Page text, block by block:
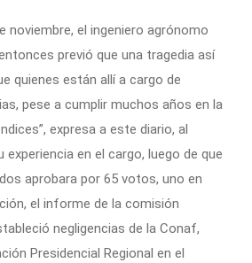
noviembre, el ingeniero agrónomo
previó que una tragedia así
quienes están allí a cargo de
pese a cumplir muchos años en la
expresa a este diario, al
en el cargo, luego de que
aprobara por 65 votos, uno en
el informe de la comisión
negligencias de la Conaf,
Presidencial Regional en el